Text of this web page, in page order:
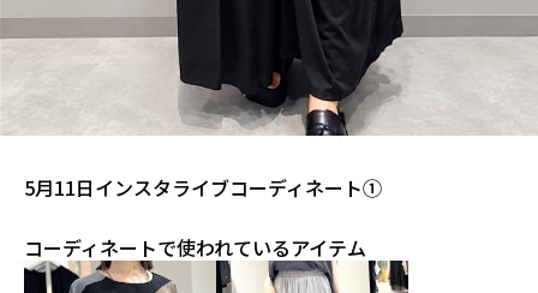
5月11日インスタライブコーディネート①
コーディネートで使われているアイテム